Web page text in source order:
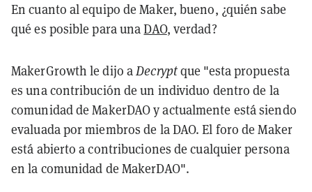
En cuanto al equipo de Maker, bueno, ¿quién sabe
qué es posible para unaDAO, verdad?
MakerGrowth le dijo aDecryptque "esta propuesta
es una contribución de un individuo dentro de la
comunidad de MakerDAO y actualmente está siendo
evaluada por miembros de la DAO. El foro de Maker
está abierto a contribuciones de cualquier persona
en la comunidad de MakerDAO".